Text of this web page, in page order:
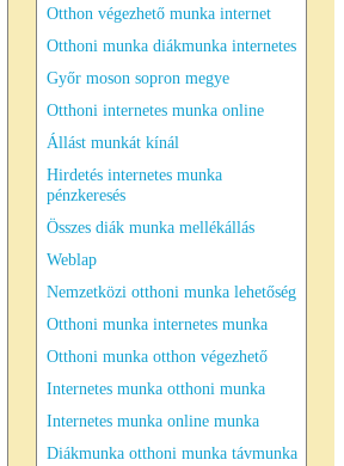
Otthon végezhető munka internet
Otthoni munka diákmunka internetes
Győr moson sopron megye
Otthoni internetes munka online
Állást munkát kínál
Hirdetés internetes munka
pénzkeresés
Összes diák munka mellékállás
Weblap
Nemzetközi otthoni munka lehetőség
Otthoni munka internetes munka
Otthoni munka otthon végezhető
Internetes munka otthoni munka
Internetes munka online munka
Diákmunka otthoni munka távmunka